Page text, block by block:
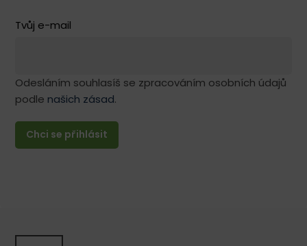
Tvůj e-mail
Odesláním souhlasíš se zpracováním osobních údajů
podle našich zásad.